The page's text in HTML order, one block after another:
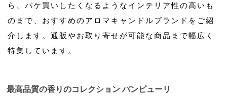
ら、パケ買いしたくなるようなインテリア性の高いも
のまで、おすすめのアロマキャンドルブランドをご紹
介します。通販やお取り寄せが可能な商品まで幅広く
特集しています。
最高品質の香りのコレクション パンピューリ